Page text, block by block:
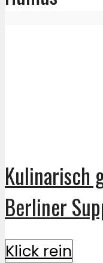
Kulinarisch
Berliner
Klick rein